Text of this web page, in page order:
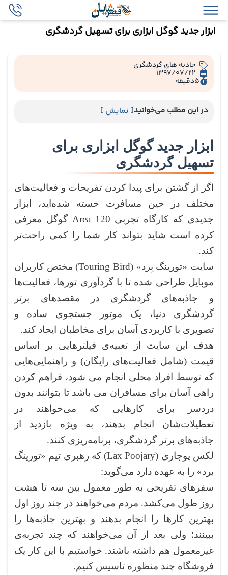
ابزار جدید گوگل ابزاری برای تسهیل گردشگری
جاذبه های گردشگری
1397/07/22
5دقیقه
در این مطلب می‌خوانید[ نمایش ]
ابزار جدید گوگل ابزاری برای
تسهیل گردشگری
اگر از گشتن برای پیدا کردن تفریحات و فعالیت‌های
مختلف در حین مسافرت خسته شده‌اید، ابزار
جدیدی که کارگاه تجربی Area 120 گوگل معرفی
کرده است شاید بتواند کار شما را کمی راحت‌تر
کند.
سایت «تورینگ بِرد» (Touring Bird) مختص کاربران
موبایل طراحی شده تا با گردآوری تورها، فعالیت‌ها
و جاذبه‌های گردشگری در مقصد‌های برتر
گردشگری دنیا، یک موتور جستجوی ساده و
تصویری با کاربردی آسان برای مخاطبان ایجاد کند.
هدف این سایت از تعبیه‌ی فیلترهایی بر اساس
قیمت (شامل فعالیت‌های رایگان) و راهنمایی‌هایی
که توسط افراد محلی انجام می شود، فراهم کردن
راهی آسان برای مسافران می باشد تا بتوانند بدون
دردسر برای کارهایی که می‌خواهند در
تعطیلات‌شان انجام بدهند، به ویژه بازدید از
جاذبه‌های برتر گردشگری، برنامه‌ریزی کنند.
لکس پوجاری (Lax Poojary) که رهبری تیم «تورینگ
برد» را به عهده دارد می‌گوید:
سفرهای تفریحی به طور معمول بین سه تا هشت
روز طول می‌کشد. مردم می‌خواهند در چند روز اول
بهترین کارها را انجام بدهند و بهترین جاذبه‌ها را
ببینند؛ ولی بعد از آن می‌خواهند که چند تجربه‌ی
غیرمعمول هم داشته باشند. خواستیم با این کار یک
فروشگاه چند منظوره تاسیس کنیم.